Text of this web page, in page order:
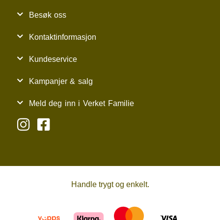
Besøk oss
Kontaktinformasjon
Kundeservice
Kampanjer & salg
Meld deg inn i Verket Familie
Handle trygt og enkelt.